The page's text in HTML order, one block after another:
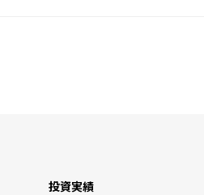
投資実績